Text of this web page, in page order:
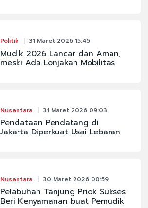
Politik 31 Maret 2026 15:45
Mudik 2026 Lancar dan Aman,
meski Ada Lonjakan Mobilitas
Nusantara 31 Maret 2026 09:03
Pendataan Pendatang di
Jakarta Diperkuat Usai Lebaran
Nusantara 30 Maret 2026 00:59
Pelabuhan Tanjung Priok Sukses
Beri Kenyamanan buat Pemudik